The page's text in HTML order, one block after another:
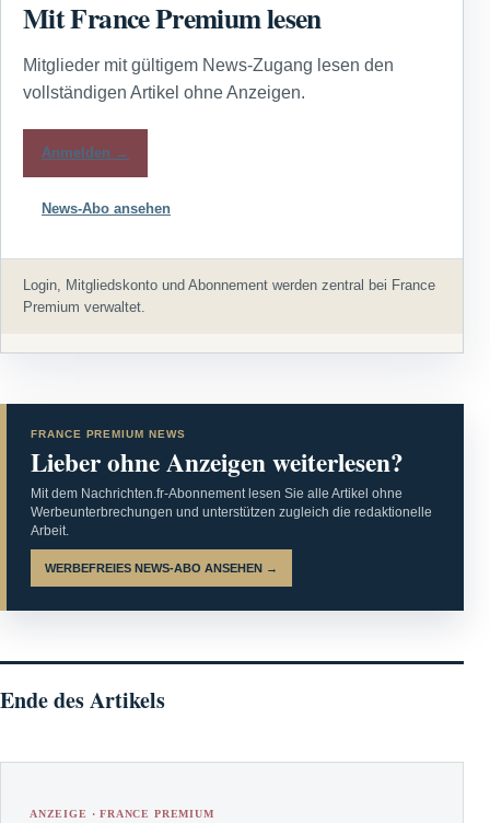
Mit France Premium lesen
Mitglieder mit gültigem News-Zugang lesen den
vollständigen Artikel ohne Anzeigen.
Anmelden →
News-Abo ansehen
Login, Mitgliedskonto und Abonnement werden zentral bei France
Premium verwaltet.
FRANCE PREMIUM NEWS
Lieber ohne Anzeigen weiterlesen?
Mit dem Nachrichten.fr-Abonnement lesen Sie alle Artikel ohne
Werbeunterbrechungen und unterstützen zugleich die redaktionelle
Arbeit.
WERBEFREIES NEWS-ABO ANSEHEN →
Ende des Artikels
ANZEIGE · FRANCE PREMIUM